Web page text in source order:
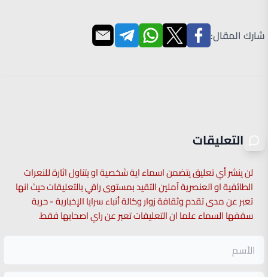
شارك المقال:
التعليقات
لن ينشر أي تعليق يتضمن اسماء اية شخصية او يتناول اثارة للنعرات
الطائفية او العنصرية آملين التقيد بمستوى راقي بالتعليقات حيث انها
تعبر عن مدى تقدم وثقافة زوار وكالة أنباء سرايا الإخبارية - حرية
سقفها السماء علما ان التعليقات تعبر عن راي اصحابها فقط.